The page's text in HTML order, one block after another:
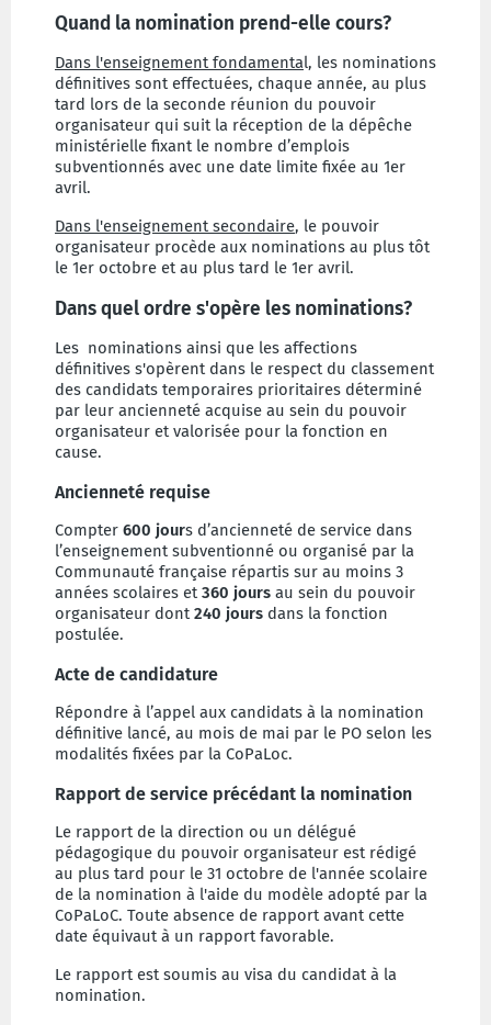
Quand la nomination prend-elle cours?
Dans l'enseignement fondamental, les nominations
définitives sont effectuées, chaque année, au plus
tard lors de la seconde réunion du pouvoir
organisateur qui suit la réception de la dépêche
ministérielle fixant le nombre d’emplois
subventionnés avec une date limite fixée au 1er
avril.
Dans l'enseignement secondaire, le pouvoir
organisateur procède aux nominations au plus tôt
le 1er octobre et au plus tard le 1er avril.
Dans quel ordre s'opère les nominations?
Les nominations ainsi que les affections
définitives s'opèrent dans le respect du classement
des candidats temporaires prioritaires déterminé
par leur ancienneté acquise au sein du pouvoir
organisateur et valorisée pour la fonction en
cause.
Ancienneté requise
Compter 600 jours d’ancienneté de service dans
l’enseignement subventionné ou organisé par la
Communauté française répartis sur au moins 3
années scolaires et 360 jours au sein du pouvoir
organisateur dont 240 jours dans la fonction
postulée.
Acte de candidature
Répondre à l’appel aux candidats à la nomination
définitive lancé, au mois de mai par le PO selon les
modalités fixées par la CoPaLoc.
Rapport de service précédant la nomination
Le rapport de la direction ou un délégué
pédagogique du pouvoir organisateur est rédigé
au plus tard pour le 31 octobre de l'année scolaire
de la nomination à l'aide du modèle adopté par la
CoPaLoC. Toute absence de rapport avant cette
date équivaut à un rapport favorable.
Le rapport est soumis au visa du candidat à la
nomination.